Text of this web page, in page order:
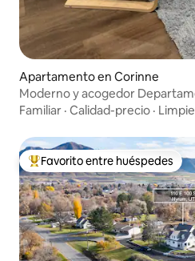
Apartamento en Corinne
Moderno y acogedor
Familiar · Calidad-precio ·
Favorito entre huéspedes
Favorito entre huéspedes